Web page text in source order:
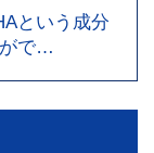
という成分
がで…